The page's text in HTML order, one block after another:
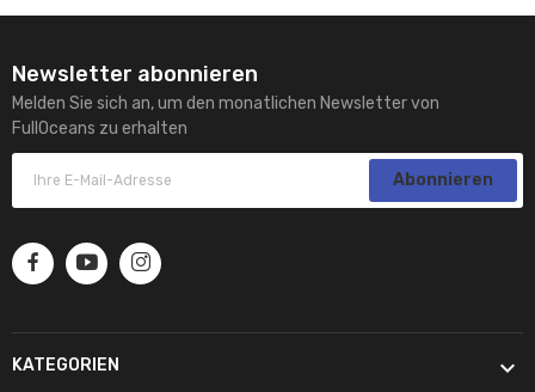
Newsletter abonnieren
Melden Sie sich an, um den monatlichen Newsletter von
FullOceans zu erhalten
Abonnieren
KATEGORIEN 